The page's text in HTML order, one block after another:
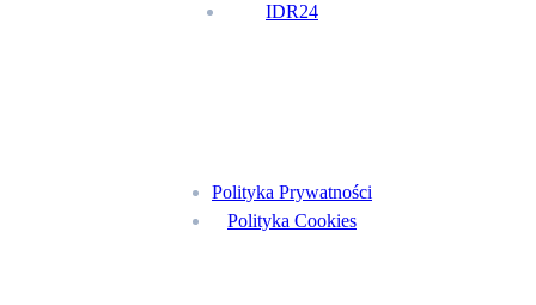
IDR24
Polityka Prywatności
Polityka Cookies